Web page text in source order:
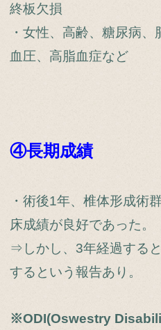
終板欠損
・女性、高齢、糖尿病
血圧、高脂血症など
④長期成績
・術後1年、椎体形成術
床成績が良好であった。
⇒しかし、3年経過する
するという報告あり。
※ODI(Oswestry